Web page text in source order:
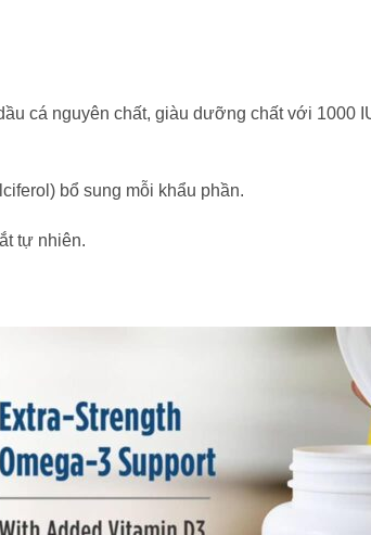
cá nguyên chất, giàu dưỡng chất với 1000
bổ sung mỗi khẩu phần.
tự nhiên.